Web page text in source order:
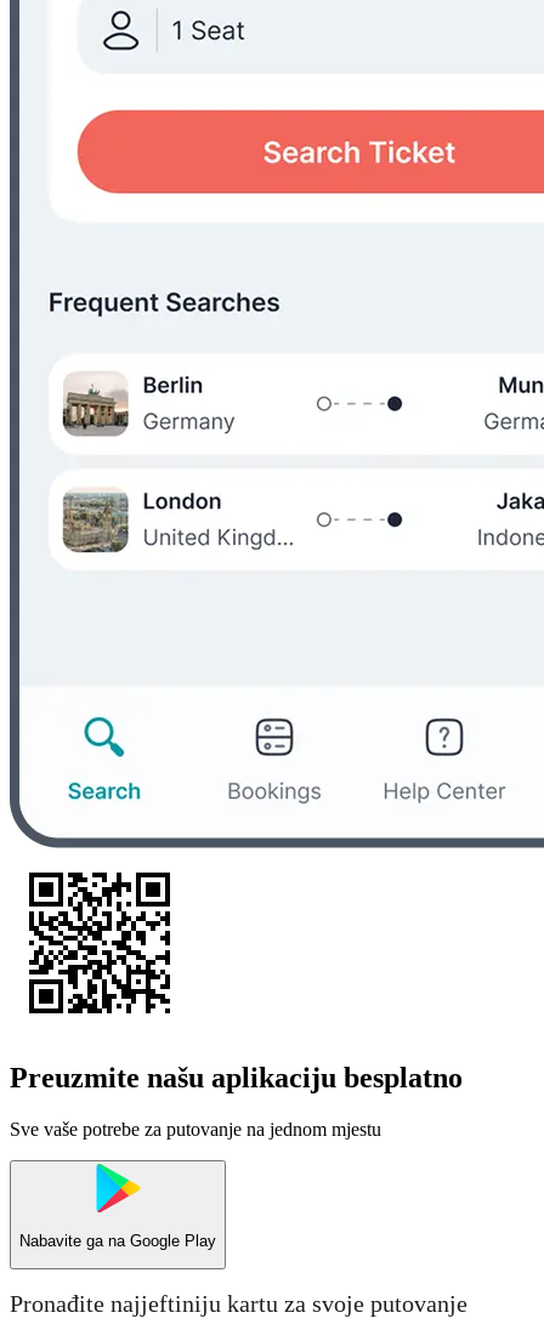
Preuzmite našu aplikaciju besplatno
Sve vaše potrebe za putovanje na jednom mjestu
Nabavite ga na Google Play
Pronađite najjeftiniju kartu za svoje putovanje